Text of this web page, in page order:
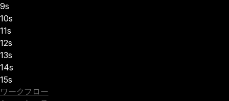
9s
10s
11s
12s
13s
14s
15s
ワークフロー